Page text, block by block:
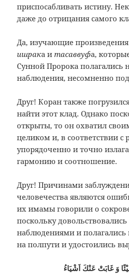
приспосабливать истину.
даже до отрицания самого
Да, изучающие произведения
ишрака итасаввуфа,
Сунной Пророка полагались
наблюдения, несомненно
Друг! Коран также
найти этот клад. Однако
открыты, то он охватил
целиком и, в соответствии с
упорядоченно и точно
гармонию и соотношение.
Друг! Причинами
человечества являются
их имамы говорили о
поскольку
наблюдениями и полагались
на полпути и удостоились
وَ غَابَتْ عَنْكَ اَشْيَاءُ